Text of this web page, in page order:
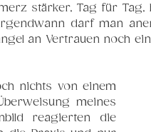
stärker, Tag für
darf man
an Vertrauen noch
nichts von einem
meines
reagierten die